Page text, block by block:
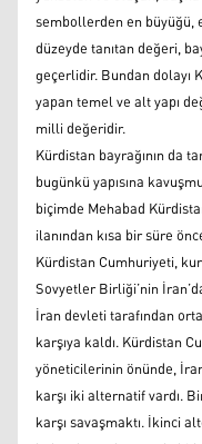
sembollerden en
düzeyde tanıtan değeri,
geçerlidir. Bundan dolayı
yapan temel ve alt yapı
milli değeridir.
Kürdistan bayrağının da
bugünkü yapısına
biçimde Mehabad
ilanından kısa bir süre
Kürdistan Cumhuriyeti,
Sovyetler Birliği’nin
İran devleti tarafından
karşıya kaldı. Kürdistan
yöneticilerinin önünde, İran
karşı iki alternatif vardı.
karşı savaşmaktı. İkinci